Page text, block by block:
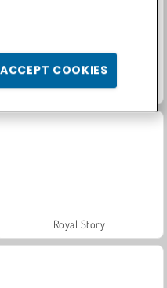
Farm Merge Valley
Royal Story
ACCEPT COOKIES